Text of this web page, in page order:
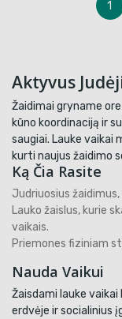
1
Aktyvus
Žaidimai gryname
kūno koordinaciją ir
saugiai. Lauke vaikai
kurti naujus žaidimo
Ką Čia Rasite
Judriuosius
Lauko žaislus, kurie
vaikais.
Priemones fiziniam
Nauda Vaikui
Žaisdami lauke
erdvėje ir socialinius